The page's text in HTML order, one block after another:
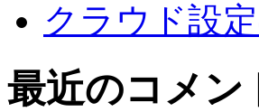
クラウド設
最近のコメン